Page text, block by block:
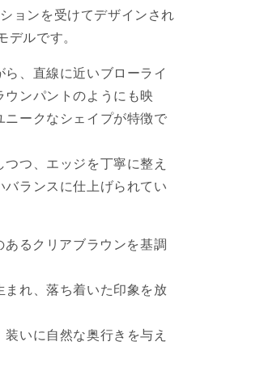
ョンを受けてデザインされ
デルです。
、直線に近いブローライ
ンパントのようにも映
ニークなシェイプが特徴で
つ、エッジを丁寧に整え
ランスに仕上げられてい
るクリアブラウンを基調
れ、落ち着いた印象を放
いに自然な奥行きを与え